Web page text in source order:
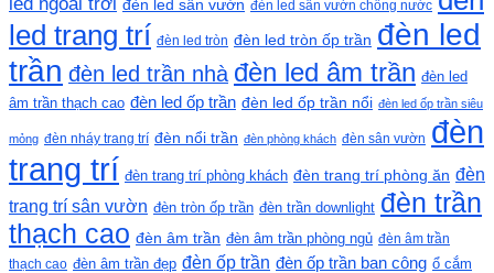
đèn led sân vườn đèn led sân vườn chống nước
led trang trí đèn led tròn đèn led tròn ốp trần đèn led
trần đèn led trần nhà đèn led âm trần đèn led
âm trần thạch cao đèn led ốp trần đèn led ốp trần nổi đèn led ốp trần siêu
mỏng đèn nháy trang trí đèn nổi trần đèn phòng khách đèn sân vườn đèn
trang trí đèn trang trí phòng khách đèn trang trí phòng ăn đèn
trang trí sân vườn đèn tròn ốp trần đèn trần downlight đèn trần
thạch cao đèn âm trần đèn âm trần phòng ngủ đèn âm trần
thạch cao đèn âm trần đẹp đèn ốp trần đèn ốp trần ban công ổ cắm